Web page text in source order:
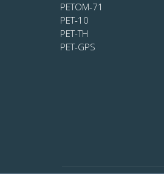
РЕТОМ-71
РЕТ-10
РЕТ-ТН
РЕТ-GPS